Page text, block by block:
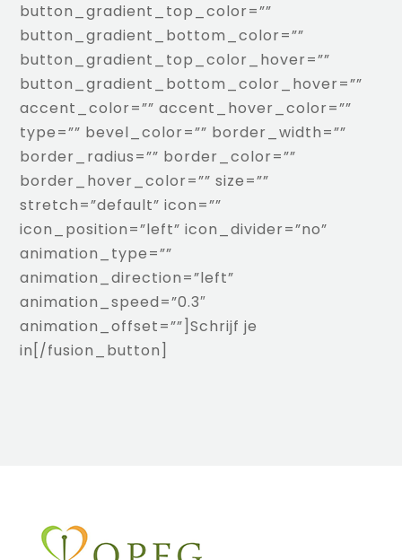
button_gradient_top_color=””
button_gradient_bottom_color=””
button_gradient_top_color_hover=””
button_gradient_bottom_color_hover=””
accent_color=”” accent_hover_color=””
type=”” bevel_color=”” border_width=””
border_radius=”” border_color=””
border_hover_color=”” size=””
stretch=”default” icon=””
icon_position=”left” icon_divider=”no”
animation_type=””
animation_direction=”left”
animation_speed=”0.3″
animation_offset=””]Schrijf je
in[/fusion_button]